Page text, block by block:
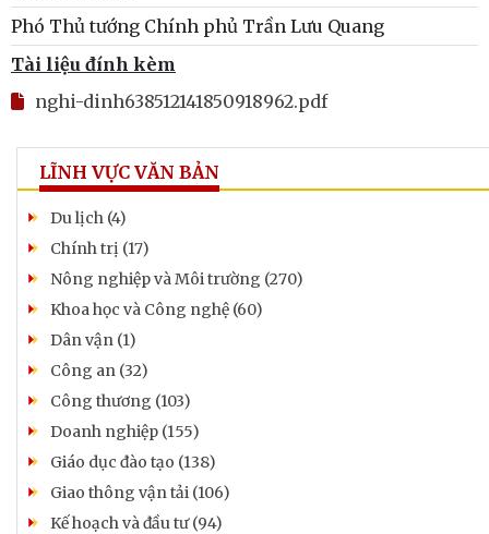
Phó Thủ tướng Chính phủ Trần Lưu Quang
Tài liệu đính kèm
nghi-dinh638512141850918962.pdf
LĨNH VỰC VĂN BẢN
Du lịch (4)
Chính trị (17)
Nông nghiệp và Môi trường (270)
Khoa học và Công nghệ (60)
Dân vận (1)
Công an (32)
Công thương (103)
Doanh nghiệp (155)
Giáo dục đào tạo (138)
Giao thông vận tải (106)
Kế hoạch và đầu tư (94)